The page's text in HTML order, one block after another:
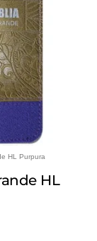
HL Purpura
HL